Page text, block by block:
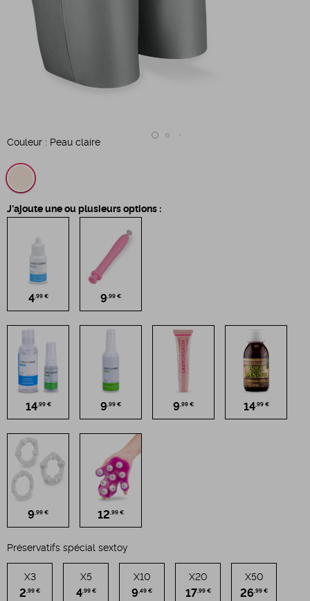
Couleur : Peau claire
J'ajoute une ou plusieurs options :
4,99 € 9,99 €
14,99 € 9,99 € 9,99 € 14,99 €
9,99 € 12,99 €
Préservatifs spécial sextoy
X3
2 ,99 €
X5
4 ,99 €
X10
9 ,49 €
X20
17,99 €
X50
26 ,99 €